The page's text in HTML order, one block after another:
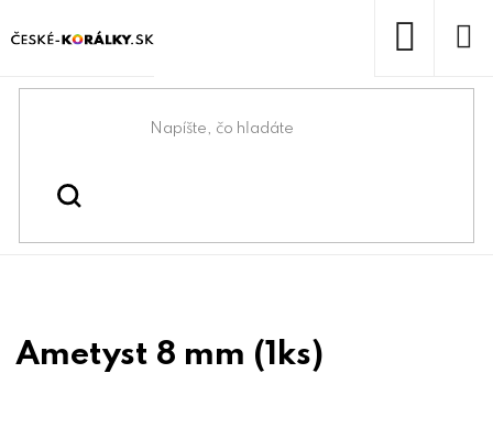
na
Domov
Koráliky
Ametyst 8 mm (1ks)